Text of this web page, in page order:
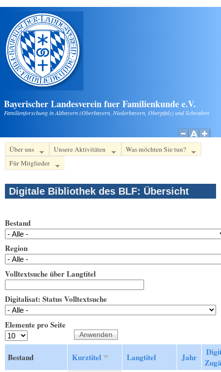
Direkt zum Inhalt
Bayerischer Landesverein fuer Familienkunde e.V.
Familienforschung in Altbayern (Oberbayern, Niederbayern, Oberpfalz) und Schwaben
Über uns Unsere Aktivitäten
Was möchten Sie tun?
Für Mitglieder
Digitale Bibliothek des BLF: Übersicht
Bestand
Region
Volltextsuche über Langtitel
Digitalisat: Status Volltextsuche
Elemente pro Seite
Bestand Kurztitel Langtitel Jahr